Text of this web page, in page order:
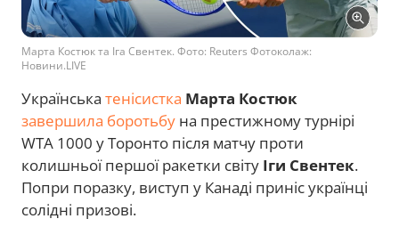
Марта Костюк та Іга Свентек. Фото: Reuters Фотоколаж:
Новини.LIVE
Українська тенісистка Марта Костюк
завершила боротьбу на престижному турнірі
WTA 1000 у Торонто після матчу проти
колишньої першої ракетки світу Іги Свентек.
Попри поразку, виступ у Канаді приніс українці
солідні призові.